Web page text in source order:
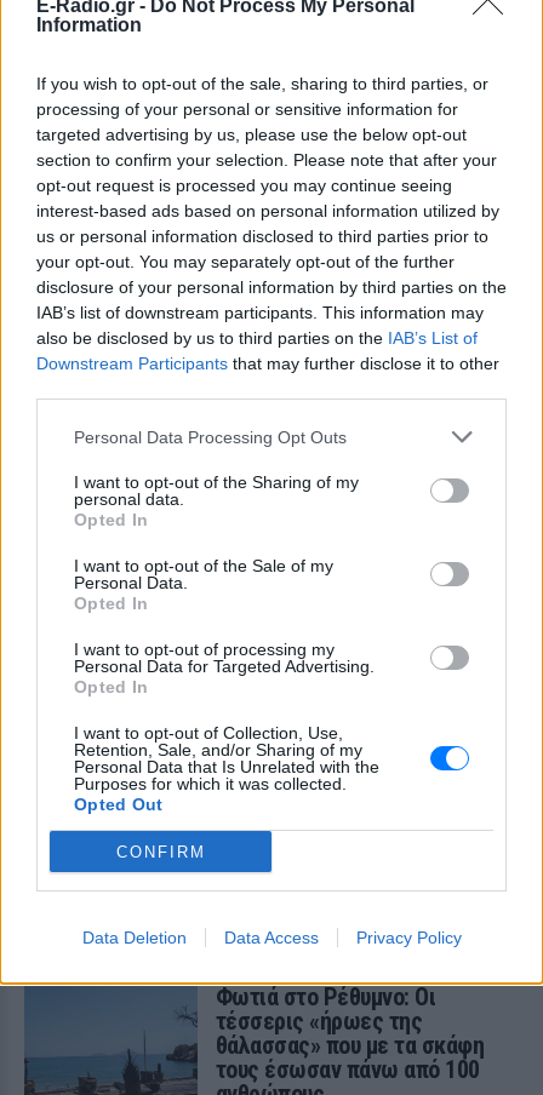
E-Radio.gr - Do Not Process My Personal
Information
If you wish to opt-out of the sale, sharing to third parties, or
processing of your personal or sensitive information for
targeted advertising by us, please use the below opt-out
section to confirm your selection. Please note that after your
opt-out request is processed you may continue seeing
interest-based ads based on personal information utilized by
us or personal information disclosed to third parties prior to
your opt-out. You may separately opt-out of the further
disclosure of your personal information by third parties on the
IAB’s list of downstream participants. This information may
also be disclosed by us to third parties on the IAB’s List of
Downstream Participants that may further disclose it to other
Personal Data Processing Opt Outs
I want to opt-out of the Sharing of my
personal data.
Opted In
I want to opt-out of the Sale of my
Personal Data.
Opted In
I want to opt-out of processing my
Personal Data for Targeted Advertising.
Opted In
I want to opt-out of Collection, Use,
Retention, Sale, and/or Sharing of my
Personal Data that Is Unrelated with the
Purposes for which it was collected.
Opted Out
CONFIRM
Data Deletion Data Access Privacy Policy
ΔΕΙΤΕ ΕΠΙΣΗΣ
ΣΤΗΝ ΙΔΙΑ ΚΑΤΗΓΟΡΙΑ
με δελτίο εν μέσω
Πώς διαχειρίζεται το Πουέρτο Ρίκο την
κρίση νερού και πώς επηρεάζεται η
Σαρωτικοί έλεγχοι στις
παραλίες με drones – Ποιες
περιοχές είχαν τις
Οι έλεγχοι στις παραλίες συνεχίζονται με
drones, ψηφιακά εργαλεία και
Κτηματικές Υπηρεσίες εντείνουν τις
αυτοψίες σε όλη τη χώρα
Φωτιά στο Ρέθυμνο: Οι
τέσσερις «ήρωες της
θάλασσας» που με τα σκάφη
τους έσωσαν πάνω από 100